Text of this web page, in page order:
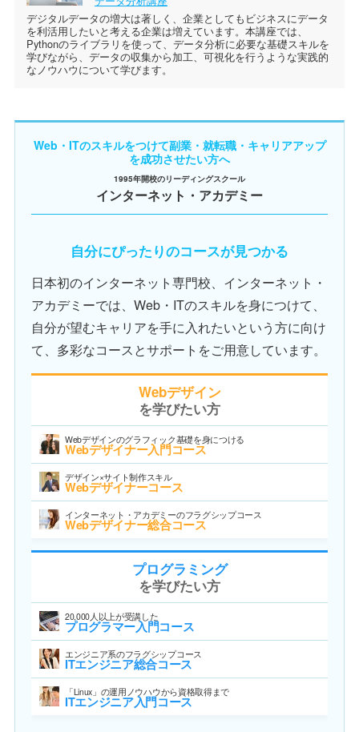
デジタルデータの増大は著しく、企業としてもビジネスにデータ
を利活用したいと考える企業は増えています。本講座では、
Pythonのライブラリを使って、データ分析に必要な基礎スキルを
学びながら、データの収集から加工、可視化を行うような実践的
なノウハウについて学びます。
Web・ITのスキルをつけて副業・就転職・キャリアアップ
を成功させたい方へ
1995年開校のリーディングスクール
インターネット・アカデミー
自分にぴったりのコースが見つかる
日本初のインターネット専門校、インターネット・
アカデミーでは、Web・ITのスキルを身につけて、
自分が望むキャリアを手に入れたいという方に向け
て、多彩なコースとサポートをご用意しています。
Webデザイン
を学びたい方
Webデザインのグラフィック基礎を身につける
Webデザイナー入門コース
デザイン×サイト制作スキル
Webデザイナーコース
インターネット・アカデミーのフラグシップコース
Webデザイナー総合コース
プログラミング
を学びたい方
20,000人以上が受講した
プログラマー入門コース
エンジニア系のフラグシップコース
ITエンジニア総合コース
「Linux」の運用ノウハウから資格取得まで
ITエンジニア入門コース